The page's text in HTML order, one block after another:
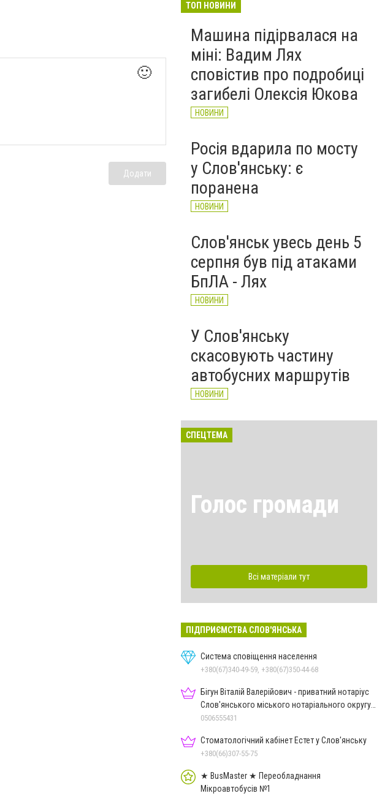
🙂
Додати
НОВИНИ
ТОП НОВИНИ
Машина підірвалася на
міні: Вадим Лях
сповістив про подробиці
загибелі Олексія Юкова
НОВИНИ
Росія вдарила по мосту
у Слов'янську: є
поранена
НОВИНИ
Слов'янськ увесь день 5
серпня був під атаками
БпЛА - Лях
НОВИНИ
У Слов'янську
скасовують частину
автобусних маршрутів
НОВИНИ
СПЕЦТЕМА
Голос громади
Всі матеріали тут
ПІДПРИЄМСТВА СЛОВ'ЯНСЬКА
Система сповіщення населення
+380(67)340-49-59, +380(67)350-44-68
Бігун Віталій Валерійович - приватний нотаріус
Слов'янського міського нотаріального округу
Дон.обл.
0506555431
Стоматологічний кабінет Естет у Слов'янську
+380(66)307-55-75
★ BusMaster ★ Переобладнання
Мікроавтобусів №1